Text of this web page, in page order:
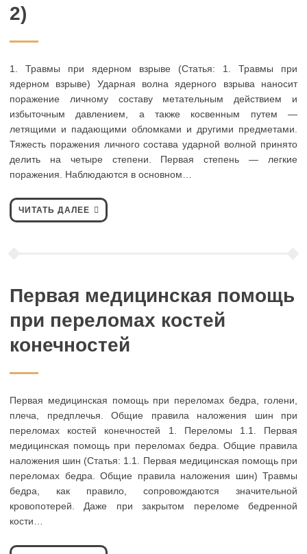
2)
1. Травмы при ядерном взрыве (Статья: 1. Травмы при
ядерном взрыве) Ударная волна ядерного взрыва наносит
поражение личному составу метательным действием и
избыточным давлением, а также косвенным путем —
летящими и падающими обломками и другими предметами.
Тяжесть поражения личного состава ударной волной принято
делить на четыре степени. Первая степень — легкие
поражения. Наблюдаются в основном…
ЧИТАТЬ ДАЛЕЕ
Первая медицинская помощь
при переломах костей
конечностей
Первая медицинская помощь при переломах бедра, голени,
плеча, предплечья. Общие правила наложения шин при
переломах костей конечностей 1. Переломы 1.1. Первая
медицинская помощь при переломах бедра. Общие правила
наложения шин (Статья: 1.1. Первая медицинская помощь при
переломах бедра. Общие правила наложения шин) Травмы
бедра, как правило, сопровождаются значительной
кровопотерей. Даже при закрытом переломе бедренной
кости…